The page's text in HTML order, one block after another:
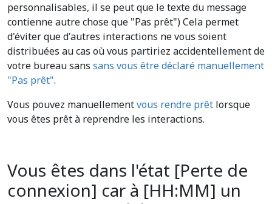
personnalisables, il se peut que le texte du message
contienne autre chose que "Pas prêt") Cela permet
d'éviter que d'autres interactions ne vous soient
distribuées au cas où vous partiriez accidentellement de
votre bureau sans sans vous être déclaré manuellement
"Pas prêt".
Vous pouvez manuellementvous rendre prêt lorsque
vous êtes prêt à reprendre les interactions.
Vous êtes dans l'état [Perte de
connexion] car à [HH:MM] un